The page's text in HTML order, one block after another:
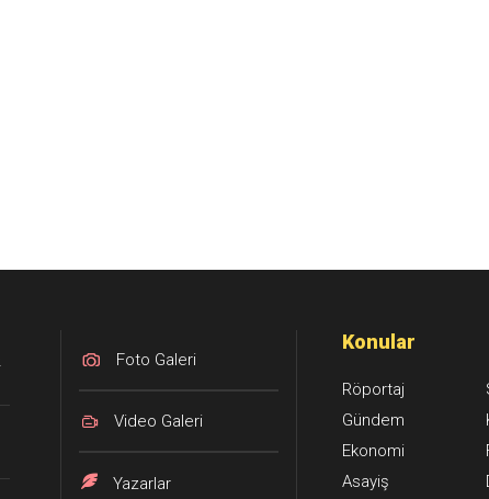
Foto Galeri
Video Galeri
Yazarlar
Konular
Röportaj
Gündem
Ekonomi
Asayiş